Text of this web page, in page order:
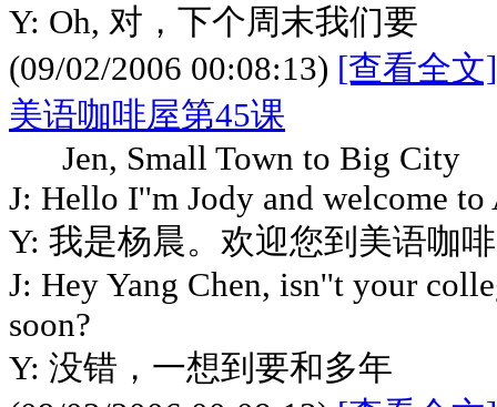
Y: Oh, 对，下个周末我们要
(09/02/2006 00:08:13) [查看全文]
美语咖啡屋第45课
Jen, Small Town to Big City
J: Hello I''m Jody and welcome to
Y: 我是杨晨。欢迎您到美语咖
J: Hey Yang Chen, isn''t your
soon?
Y: 没错，一想到要和多年